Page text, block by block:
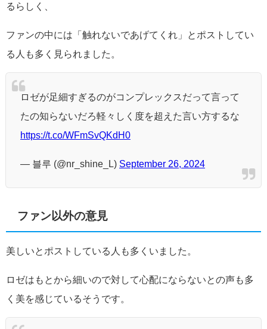
るらしく、
ファンの中には「触れないであげてくれ」とポストしてい
る人も多く見られました。
ロゼが足細すぎるのがコンプレックスだって言って
たの知らないだろ軽々しく度を超えた言い方するな
https://t.co/WFmSvQKdH0
— 블루 (@nr_shine_L) September 26, 2024
ファン以外の意見
美しいとポストしている人も多くいました。
ロゼはもとから細いので対して心配にならないとの声も多
く美を感じているそうです。